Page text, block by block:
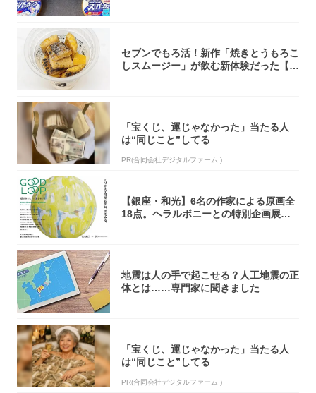
セブンでもろ活！新作「焼きとうもろこ
しスムージー」が飲む新体験だった【東
「宝くじ、運じゃなかった」当たる人
は“同じこと”してる
PR(合同会社デジタルファーム )
【銀座・和光】6名の作家による原画全
18点。ヘラルボニーとの特別企画展「G
地震は人の手で起こせる？人工地震の正
体とは……専門家に聞きました
「宝くじ、運じゃなかった」当たる人
は“同じこと”してる
PR(合同会社デジタルファーム )